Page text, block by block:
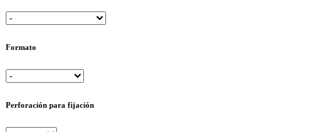
Formato
Perforación para fijación